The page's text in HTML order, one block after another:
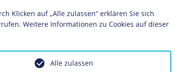
Ungarn
Klicken auf „Alle zulassen“ erklären Sie sich
Weitere Informationen zu Cookies auf dieser
Alle zulassen